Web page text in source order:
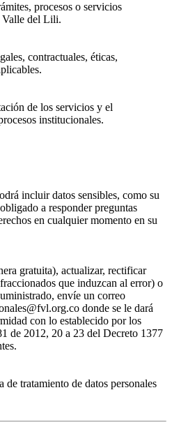
procesos o servicios
Valle del Lili.
contractuales, éticas,
de los servicios y el
institucionales.
incluir datos sensibles, como su
a responder preguntas
en cualquier momento en su
gratuita), actualizar, rectificar
que induzcan al error) o
envíe un correo
donde se le dará
con lo establecido por los
de 2012, 20 a 23 del Decreto 1377
de tratamiento de datos personales